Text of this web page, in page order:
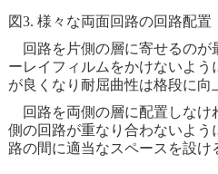
図3. 様々な両面回路の回路配置
回路を片側の層に寄せるのが
ーレイフィルムをかけないよ
が良くなり耐屈曲性は格段に向
回路を両側の層に配置しなけ
側の回路が重なり合わないよう
路の間に適当なスペースを設け